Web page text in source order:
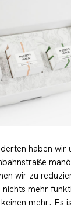
haben wir
wir zu
mehr
mehr. Es